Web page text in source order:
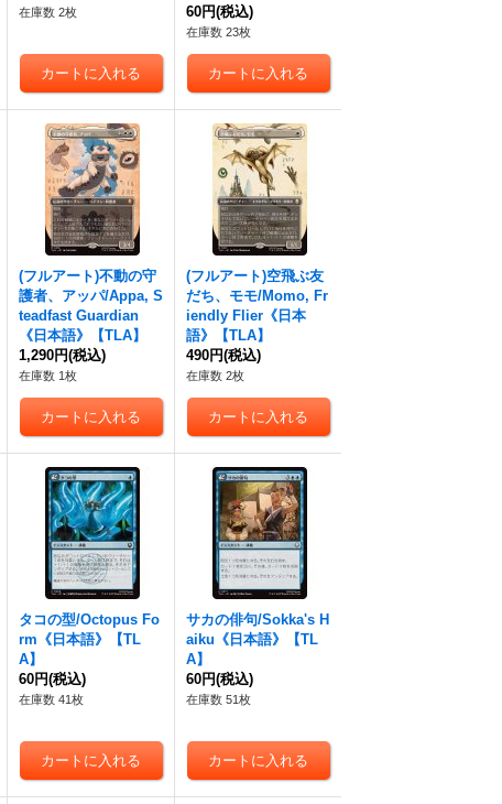
在庫数 2枚
60円(税込)
在庫数 23枚
(フルアート)不動の守
護者、アッパ/Appa, S
teadfast Guardian
《日本語》【TLA】
1,290円(税込)
在庫数 1枚
(フルアート)空飛ぶ友
だち、モモ/Momo, Fr
iendly Flier《日本
語》【TLA】
490円(税込)
在庫数 2枚
タコの型/Octopus Fo
rm《日本語》【TL
A】
60円(税込)
在庫数 41枚
サカの俳句/Sokka's H
aiku《日本語》【TL
A】
60円(税込)
在庫数 51枚